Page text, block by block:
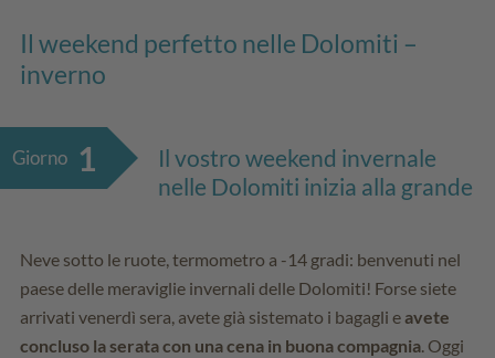
Il weekend perfetto nelle Dolomiti –
inverno
Giorno 1
Il vostro weekend invernale
nelle Dolomiti inizia alla grande
Neve sotto le ruote, termometro a -14 gradi: benvenuti nel
paese delle meraviglie invernali delle Dolomiti! Forse siete
arrivati venerdì sera, avete già sistemato i bagagli e avete
concluso la serata con una cena in buona compagnia. Oggi